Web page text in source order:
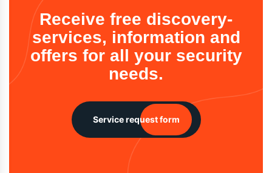
Receive free discovery-
services, information and
offers for all your security
needs.
Service request form